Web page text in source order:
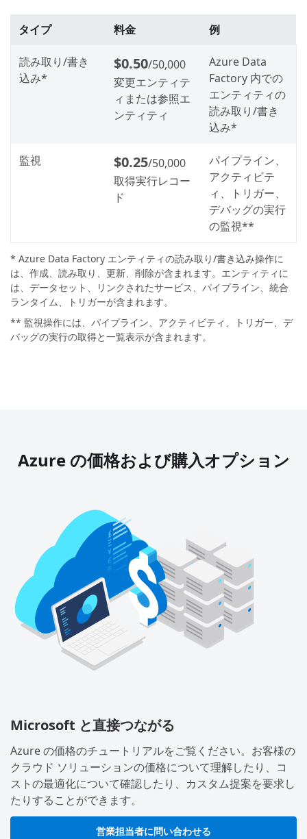
タイプ 料金 例
読み取り/書き
込み*
$0.50/50,000
変更エンティテ
ィまたは参照エ
ンティティ
Azure Data
Factory 内での
エンティティの
読み取り/書き
込み*
監視 $0.25/50,000
取得実行レコー
ド
パイプライン、
アクティビテ
ィ、トリガー、
デバッグの実行
の監視**
* Azure Data Factory エンティティの読み取り/書き込み操作に
は、作成、読み取り、更新、削除が含まれます。エンティティに
は、データセット、リンクされたサービス、パイプライン、統合
ランタイム、トリガーが含まれます。
** 監視操作には、パイプライン、アクティビティ、トリガー、デ
バッグの実行の取得と一覧表示が含まれます。
Azure の価格および購入オプション
Microsoft と直接つながる
Azure の価格のチュートリアルをご覧ください。お客様の
クラウド ソリューションの価格について理解したり、コ
ストの最適化について確認したり、カスタム提案を要求し
たりすることができます。
営業担当者に問い合わせる